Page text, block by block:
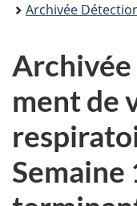
Archivée Détection de
ment de
Semaine